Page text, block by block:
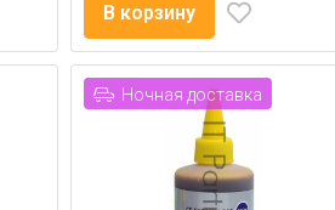
В корзину
Ночная доставка